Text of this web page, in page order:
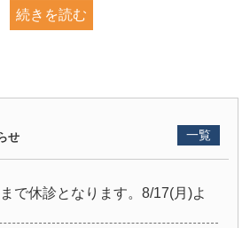
続きを読む
せ 一覧
で休診となります。8/17(月)よ